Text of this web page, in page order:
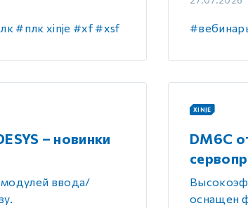
#плк xinje #xf #xsf
– новинки
модулей ввода/
XINJE
DM6C
оснащен